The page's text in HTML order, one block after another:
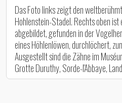
Das Foto links zeigt den
Hohlenstein-Stadel. Rechts oben
abgebildet, gefunden in der
eines Höhlenlöwen, durchlöchert,
Ausgestellt sind die Zähne im
Grotte Duruthy, Sorde-l'Abbaye,